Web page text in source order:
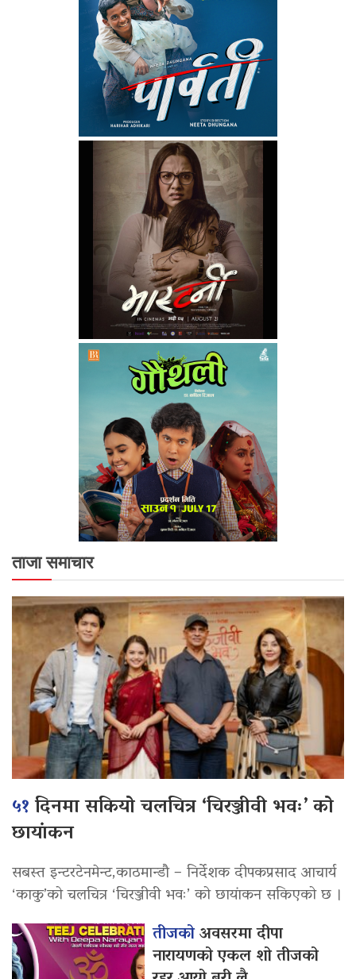
ताजा समाचार
५१दिनमा सकियो चलचित्र ‘चिरञ्जीवी भवः’ को
छायांकन
सबस्त इन्टरटेनमेन्ट,काठमान्डौ – निर्देशक दीपकप्रसाद आचार्य
‘काकु’को चलचित्र ‘चिरञ्जीवी भवः’ को छायांकन सकिएको छ ।
तीजकोअवसरमा दीपा
नारायणको एकल शो तीजको